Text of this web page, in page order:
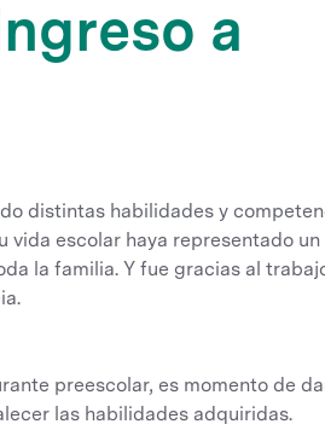
a
distintas habilidades y
vida escolar haya representado
la familia. Y fue gracias al
preescolar, es momento de
las habilidades adquiridas.